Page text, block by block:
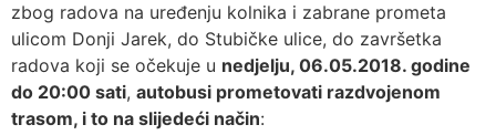
zbog radova na uređenju kolnika i zabrane prometa
ulicom Donji Jarek, do Stubičke ulice, do završetka
radova koji se očekuje u nedjelju, 06.05.2018. godine
do 20:00 sati, autobusi prometovati razdvojenom
trasom, i to na slijedeći način: